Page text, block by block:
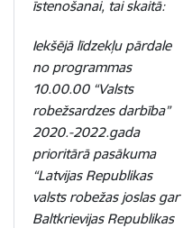
īstenošanai, tai skaitā:
Iekšējā līdzekļu pārdale
no programmas
10.00.00 “Valsts
robežsardzes darbība”
2020.-2022.gada
prioritārā pasākuma
“Latvijas Republikas
valsts robežas joslas gar
Baltkrievijas Republikas